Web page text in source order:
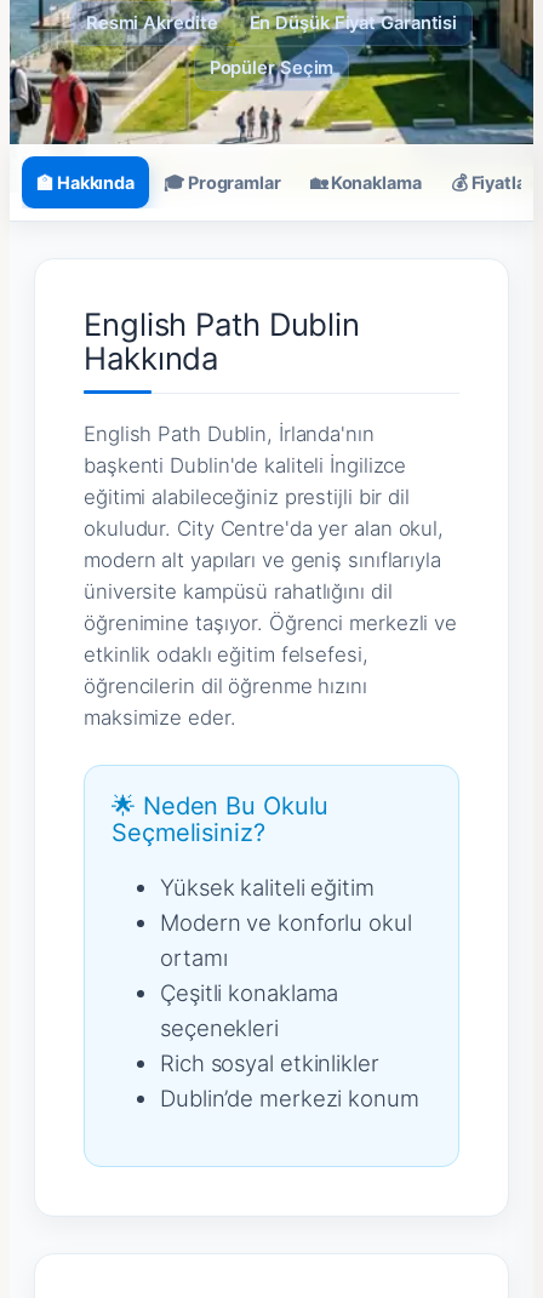
Resmi Akredite En Düşük Fiyat Garantisi
Popüler Seçim
🏫 Hakkında 🎓 Programlar 🏡 Konaklama 💰 Fiyatlar
English Path Dublin
Hakkında
English Path Dublin, İrlanda'nın
başkenti Dublin'de kaliteli İngilizce
eğitimi alabileceğiniz prestijli bir dil
okuludur. City Centre'da yer alan okul,
modern alt yapıları ve geniş sınıflarıyla
üniversite kampüsü rahatlığını dil
öğrenimine taşıyor. Öğrenci merkezli ve
etkinlik odaklı eğitim felsefesi,
öğrencilerin dil öğrenme hızını
maksimize eder.
🌟 Neden Bu Okulu
Seçmelisiniz?
Yüksek kaliteli eğitim
Modern ve konforlu okul
ortamı
Çeşitli konaklama
seçenekleri
Rich sosyal etkinlikler
Dublin’de merkezi konum